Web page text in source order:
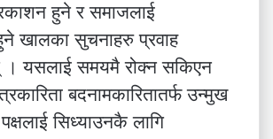
हुने र समाजलाई
खालका सुचनाहरु प्रवाह
यसलाई समयमै रोक्न सकिएन
बदनामकारितातर्फ उन्मुख
सिध्याउनकै लागि